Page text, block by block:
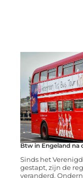
Btw in Engeland na
Sinds het
gestapt, zijn de
veranderd.